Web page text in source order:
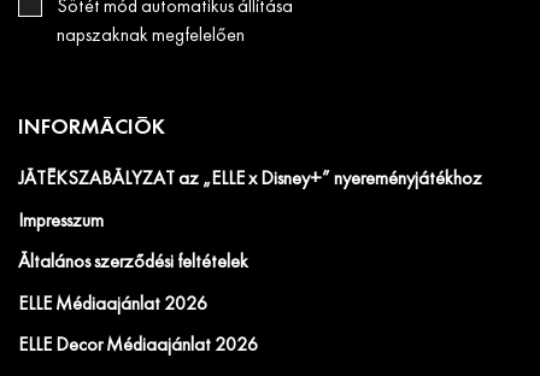
Sötét mód automatikus állítása
napszaknak megfelelően
INFORMÁCIÓK
JÁTÉKSZABÁLYZAT az „ELLE x Disney+” nyereményjátékhoz
Impresszum
Általános szerződési feltételek
ELLE Médiaajánlat 2026
ELLE Decor Médiaajánlat 2026